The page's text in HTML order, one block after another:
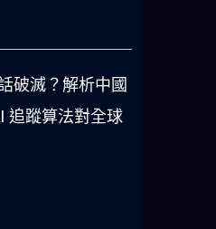
破滅？解析中國
追蹤算法對全球